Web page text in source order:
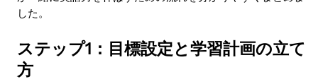
した。
ステップ1：目標設定と学習計画の立て
方